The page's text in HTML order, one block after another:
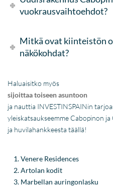
vuokrausvaihtoehdot?
Mitkä ovat kiinteistön
näkökohdat?
Haluaisitko myös
sijoittaa toiseen asuntoon
ja nauttia INVESTINSPAINin
yleiskatsaukseemme Cabopinon
ja huvilahankkeesta täällä!
Venere Residences
Artolan kodit
Marbellan auringonlasku